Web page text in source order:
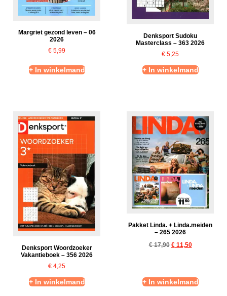
Margriet gezond leven – 06
2026
€ 5,99
+ In winkelmand
Denksport Sudoku
Masterclass – 363 2026
€ 5,25
+ In winkelmand
Denksport Woordzoeker
Vakantieboek – 356 2026
€ 4,25
+ In winkelmand
Pakket Linda. + Linda.meiden
– 265 2026
€17,90 €11,50
+ In winkelmand